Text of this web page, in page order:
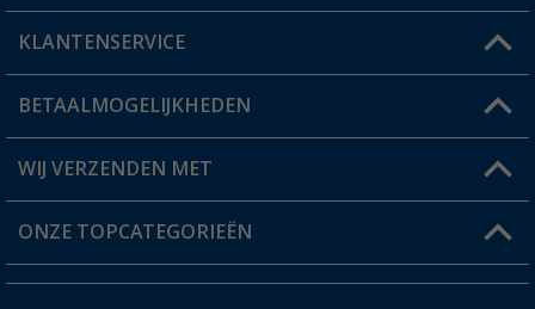
Mijn account
Status bestelling
Verlanglijstje
KLANTENSERVICE
FAQ & Contact
Verzendinformatie
Catalogus
BETAALMOGELIJKHEDEN
WIJ VERZENDEN MET
ONZE TOPCATEGORIEËN